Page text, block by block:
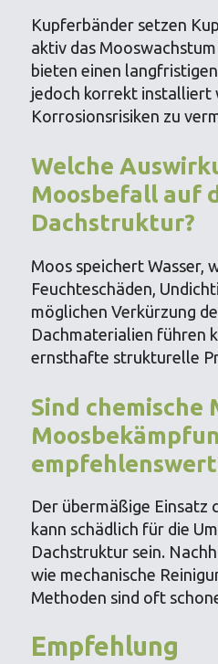
Kupferbänder setzen
aktiv das
bieten einen
jedoch korrekt installiert
Korrosionsrisiken zu
Welche
Moosbefall auf
Dachstruktur?
Moos speichert Wasser,
Feuchteschäden,
möglichen Verkürzung
Dachmaterialien führen
ernsthafte strukturelle
Sind
Der übermäßige Einsatz
kann schädlich für die
Dachstruktur sein.
wie mechanische
Methoden sind oft
Empfehlung